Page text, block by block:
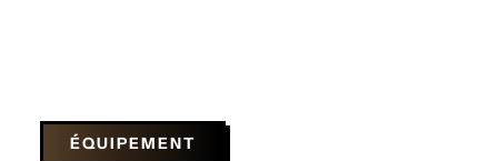
ÉQUIPEMENT